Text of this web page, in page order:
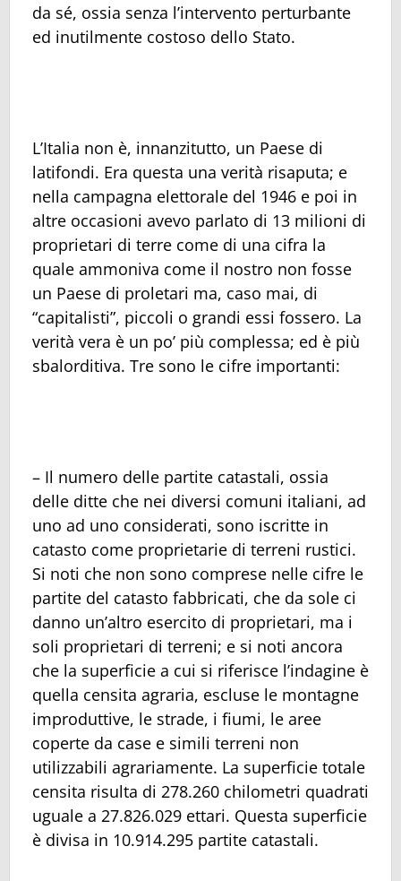
da sé, ossia senza l’intervento perturbante
ed inutilmente costoso dello Stato.
L’Italia non è, innanzitutto, un Paese di
latifondi. Era questa una verità risaputa; e
nella campagna elettorale del 1946 e poi in
altre occasioni avevo parlato di 13 milioni di
proprietari di terre come di una cifra la
quale ammoniva come il nostro non fosse
un Paese di proletari ma, caso mai, di
“capitalisti”, piccoli o grandi essi fossero. La
verità vera è un po’ più complessa; ed è più
sbalorditiva. Tre sono le cifre importanti:
– Il numero delle partite catastali, ossia
delle ditte che nei diversi comuni italiani, ad
uno ad uno considerati, sono iscritte in
catasto come proprietarie di terreni rustici.
Si noti che non sono comprese nelle cifre le
partite del catasto fabbricati, che da sole ci
danno un’altro esercito di proprietari, ma i
soli proprietari di terreni; e si noti ancora
che la superficie a cui si riferisce l’indagine è
quella censita agraria, escluse le montagne
improduttive, le strade, i fiumi, le aree
coperte da case e simili terreni non
utilizzabili agrariamente. La superficie totale
censita risulta di 278.260 chilometri quadrati
uguale a 27.826.029 ettari. Questa superficie
è divisa in 10.914.295 partite catastali.